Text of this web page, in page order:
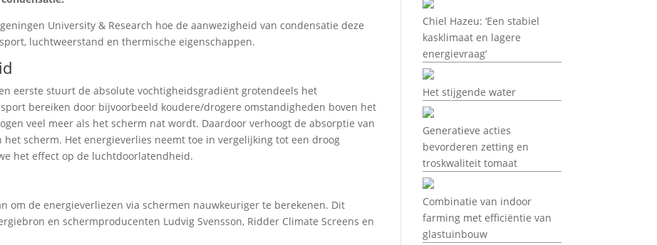
University & Research hoe de aanwezigheid van condensatie deze
luchtweerstand en thermische eigenschappen.
eerste stuurt de absolute vochtigheidsgradiënt grotendeels het
bereiken door bijvoorbeeld koudere/drogere omstandigheden boven het
veel meer als het scherm nat wordt. Daardoor verhoogt de absorptie van
scherm. Het energieverlies neemt toe in vergelijking tot een droog
het effect op de luchtdoorlatendheid.
om de energieverliezen via schermen nauwkeuriger te berekenen. Dit
en schermproducenten Ludvig Svensson, Ridder Climate Screens en
Chiel Hazeu: ‘Een stabiel
kasklimaat en lagere
energievraag’
Het stijgende water
Generatieve acties
bevorderen zetting en
troskwaliteit tomaat
Combinatie van indoor
farming met efficiëntie van
glastuinbouw